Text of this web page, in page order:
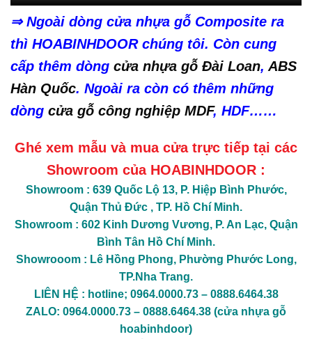
⇒ Ngoài dòng cửa nhựa gỗ Composite ra
thì HOABINHDOOR chúng tôi. Còn cung
cấp thêm dòng cửa nhựa gỗ Đài Loan, ABS
Hàn Quốc. Ngoài ra còn có thêm những
dòng cửa gỗ công nghiệp MDF, HDF……
Ghé xem mẫu và mua cửa trực tiếp tại các
Showroom của HOABINHDOOR :
Showroom : 639 Quốc Lộ 13, P. Hiệp Bình Phước,
Quận Thủ Đức , TP. Hồ Chí Minh.
Showroom : 602 Kinh Dương Vương, P. An Lạc, Quận
Bình Tân Hồ Chí Minh.
Showrooom : Lê Hồng Phong, Phường Phước Long,
TP.Nha Trang.
LIÊN HỆ : hotline; 0964.0000.73 – 0888.6464.38
ZALO: 0964.0000.73 – 0888.6464.38 (cửa nhựa gỗ
hoabinhdoor)